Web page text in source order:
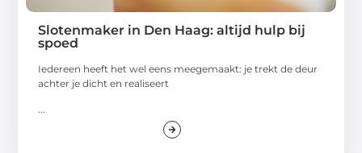
Slotenmaker in Den Haag: altijd hulp bij
spoed
Iedereen heeft het wel eens meegemaakt: je trekt de deur
achter je dicht en realiseert
...